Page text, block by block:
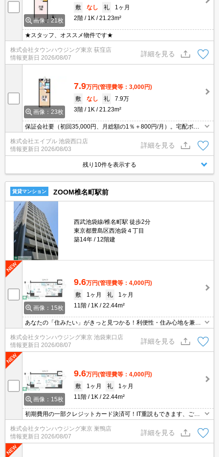
画像：21枚
敷
なし 礼
1ヶ月
2階
1K 21.23m²
★スタッフ、オススメ物件です★
株式会社タウンハウジング東京 荻窪店
情報更新日 2026/08/07
詳細を見る
画像：23枚
7.9万円(管理費等：3,000円)
敷
なし 礼
7.9万
3階
1K 21.23m²
保証会社要（初回35,000円、月総額の1％＋800円/月）。宅配ボッ
クスあり。室内に洗濯機置場あり。IH調理器付き。クローゼット
付。
株式会社エイブル 池袋西口店
情報更新日 2026/08/03
詳細を見る
残り10件を表示する
賃貸マンション ZOOM椎名町駅前
西武池袋線/椎名町駅 徒歩2分
東京都豊島区西池袋４丁目
築14年
12階建
画像：15枚
9.6万円(管理費等：4,000円)
敷
1ヶ月 礼
1ヶ月
11階
1K 22.44m²
あなたの「住みたい」がきっと見つかる！利便性・住み心地を兼ね
揃えた賃貸物件！お気軽にご相談ください。お部屋探しはタウンハ
ウジングへお任せください！
株式会社タウンハウジング東京 池袋東口店
情報更新日 2026/08/07
詳細を見る
画像：15枚
9.6万円(管理費等：4,000円)
敷
1ヶ月 礼
1ヶ月
11階
1K 22.44m²
初期費用の一部クレジットカード決済可！IT重説もできます、ご相
談ください。オンライン内見相談可能！お電話ください。
株式会社タウンハウジング東京 巣鴨店
情報更新日 2026/08/07
詳細を見る